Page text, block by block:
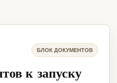
БЛОК ДОКУМЕНТОВ
к запуску